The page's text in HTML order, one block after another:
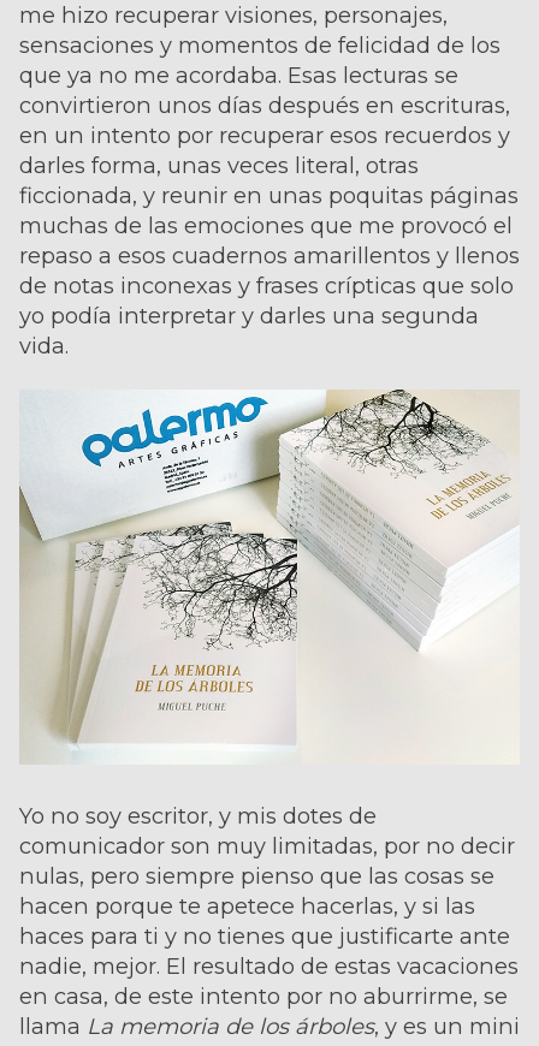
me hizo recuperar visiones, personajes,
sensaciones y momentos de felicidad de los
que ya no me acordaba. Esas lecturas se
convirtieron unos días después en escrituras,
en un intento por recuperar esos recuerdos y
darles forma, unas veces literal, otras
ficcionada, y reunir en unas poquitas páginas
muchas de las emociones que me provocó el
repaso a esos cuadernos amarillentos y llenos
de notas inconexas y frases crípticas que solo
yo podía interpretar y darles una segunda
vida.
Yo no soy escritor, y mis dotes de
comunicador son muy limitadas, por no decir
nulas, pero siempre pienso que las cosas se
hacen porque te apetece hacerlas, y si las
haces para ti y no tienes que justificarte ante
nadie, mejor. El resultado de estas vacaciones
en casa, de este intento por no aburrirme, se
llama La memoria de los árboles, y es un mini